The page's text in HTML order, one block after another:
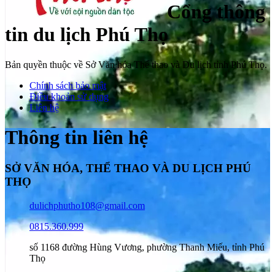
Cổng thông
tin du lịch Phú Thọ
Bản quyền thuộc về Sở Văn hóa Thể thao và Du lịch tỉnh Phú Thọ.
Chính sách bảo mật
Điều khoản sử dụng
Liên hệ
Thông tin liên hệ
SỞ VĂN HÓA, THỂ THAO VÀ DU LỊCH PHÚ
THỌ
dulichphutho108@gmail.com
0815.360.999
số 1168 đường Hùng Vương, phường Thanh Miếu, tỉnh Phú
Thọ